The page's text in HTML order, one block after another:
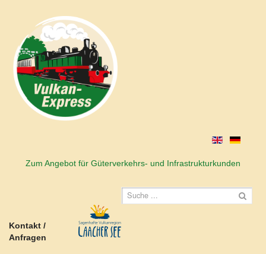
Zum Angebot für Güterverkehrs- und Infrastrukturkunden
Kontakt /
Anfragen